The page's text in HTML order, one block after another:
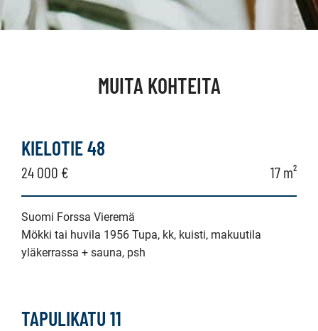
MUITA KOHTEITA
KIELOTIE 48
24 000 € 17 m²
Suomi Forssa Vieremä
Mökki tai huvila 1956 Tupa, kk, kuisti, makuutila
yläkerrassa + sauna, psh
TAPULIKATU 11